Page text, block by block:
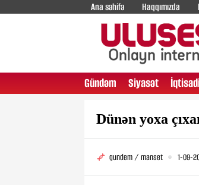
Ana səhifə Haqqımızda
Gündəm Siyasət
Dünən yoxa
gundem / manset 1-09-